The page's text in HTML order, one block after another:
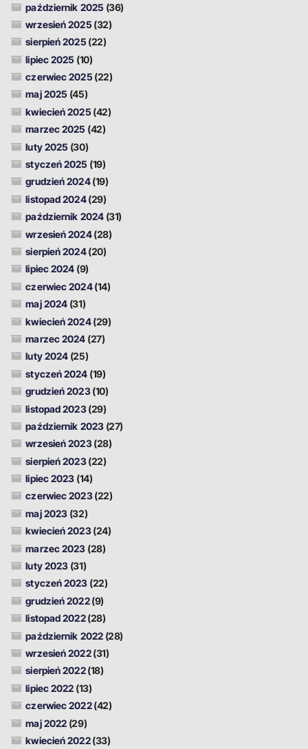
październik 2025 (36)
wrzesień 2025 (32)
sierpień 2025 (22)
lipiec 2025 (10)
czerwiec 2025 (22)
maj 2025 (45)
kwiecień 2025 (42)
marzec 2025 (42)
luty 2025 (30)
styczeń 2025 (19)
grudzień 2024(19)
listopad 2024(29)
październik 2024(31)
wrzesień 2024(28)
sierpień 2024(20)
lipiec 2024 (9)
czerwiec 2024(14)
maj 2024 (31)
kwiecień 2024(29)
marzec 2024 (27)
luty 2024 (25)
styczeń 2024 (19)
grudzień 2023(10)
listopad 2023(29)
październik 2023(27)
wrzesień 2023(28)
sierpień 2023(22)
lipiec 2023 (14)
czerwiec 2023(22)
maj 2023 (32)
kwiecień 2023(24)
marzec 2023 (28)
luty 2023 (31)
styczeń 2023 (22)
grudzień 2022(9)
listopad 2022(28)
październik 2022(28)
wrzesień 2022(31)
sierpień 2022(18)
lipiec 2022 (13)
czerwiec 2022(42)
maj 2022 (29)
kwiecień 2022(33)